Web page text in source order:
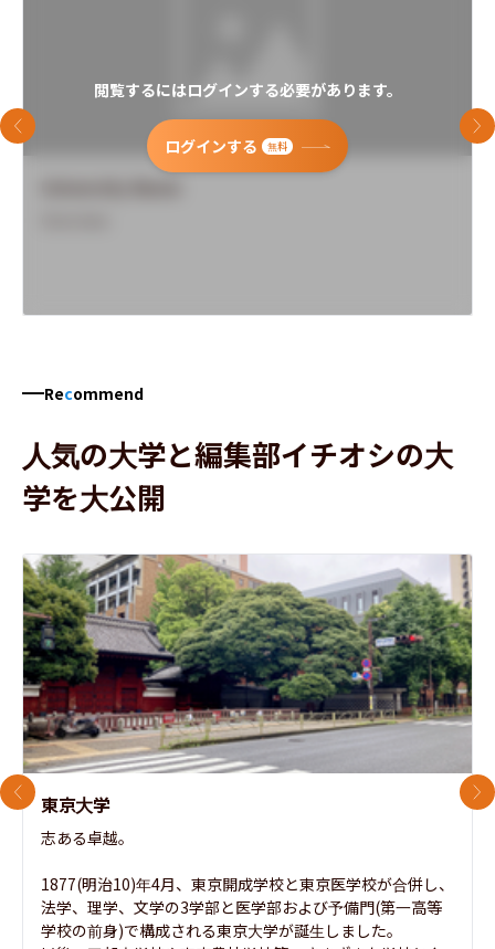
閲覧するにはログインする必要があります。
ログインする 無料
前のスライド 次
Recommend
人気の大学と編集部イチオシの大
学を大公開
東京大学
志ある卓越。
1877(明治10)年4月、東京開成学校と東京医学校が合併し、
法学、理学、文学の3学部と医学部および予備門(第一高等
学校の前身)で構成される東京大学が誕生しました。
前のスライド 次